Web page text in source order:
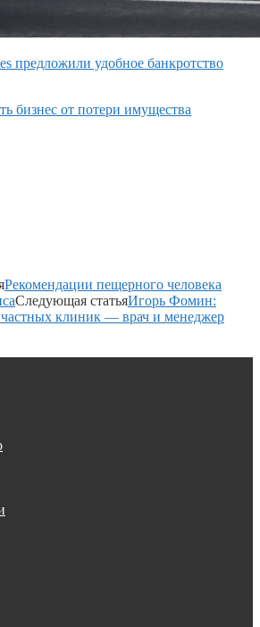
предложили удобное банкротство
бизнес от потери имущества
Рекомендации пещерного человека
Следующая статьяИгорь Фомин:
клиник — врач и менеджер